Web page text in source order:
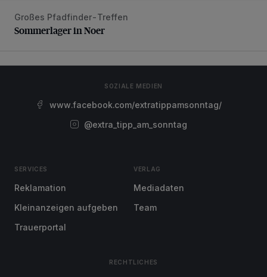
Sommerlager in Noer
Großes Pfadfinder-Treffen
Sommerlager in Noer
SOZIALE MEDIEN
www.facebook.com/extratippamsonntag/
@extra_tipp_am_sonntag
SERVICES
Reklamation
Kleinanzeigen aufgeben
Trauerportal
VERLAG
Mediadaten
Team
RECHTLICHES